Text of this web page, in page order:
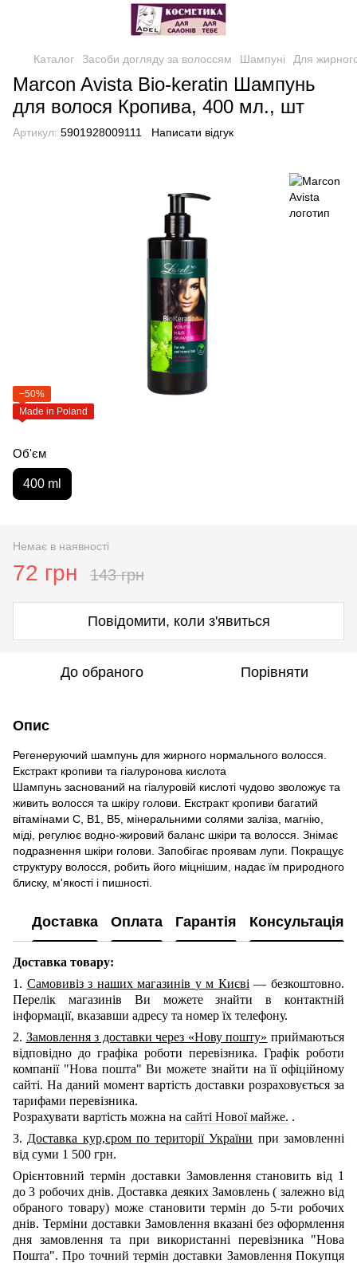
Каталог Засоби догляду за волоссям Шампуні Для
Marcon Avista Bio-keratin Шампунь
для волося Кропива, 400 мл., шт
Артикул: 5901928009111 Написати відгук
−50%
Made in Poland
Об'єм
400 ml
Немає в наявності
72 грн 143 грн
Повідомити, коли з'явиться
До обраного Порівняти
Опис
Регенеруючий шампунь для жирного нормального волосся.
Екстракт кропиви та гіалуронова кислота
Шампунь заснований на гіалуровій кислоті чудово зволожує та
живить волосся та шкіру голови. Екстракт кропиви багатий
вітамінами С, В1, В5, мінеральними солями заліза, магнію,
міді, регулює водно-жировий баланс шкіри та волосся. Знімає
подразнення шкіри голови. Запобігає проявам лупи. Покращує
структуру волосся, робить його міцнішим, надає їм природного
блиску, м'якості і пишності.
Доставка Оплата Гарантія Консультація
Доставка товару:
1. Самовивіз з нашихмагазинів ум Києві — безкоштовно.
Перелік магазинів Ви можете знайти в контактній
інформації, вказавши адресу та номер їх телефону.
2. Замовлення з доставки через «Нову пошту» приймаються
відповідно до графіка роботи перевізника. Графік роботи
компанії "Нова пошта" Ви можете знайти на її офіційному
сайті. На даний момент вартість доставки розраховується за
тарифами перевізника.
Розрахувати вартість можна на сайті Нової майже. .
3. Доставка кур,єром по території України при замовленні
від суми 1 500 грн.
Орієнтовний термін доставки Замовлення становить від 1
до 3 робочих днів. Доставка деяких Замовлень( залежно від
обраного товару) може становити термін до 5-ти робочих
днів. Терміни доставки Замовлення вказані без оформлення
дня замовлення та при використанні перевізника "Нова
Пошта". Про точний термін доставки Замовлення Покупця